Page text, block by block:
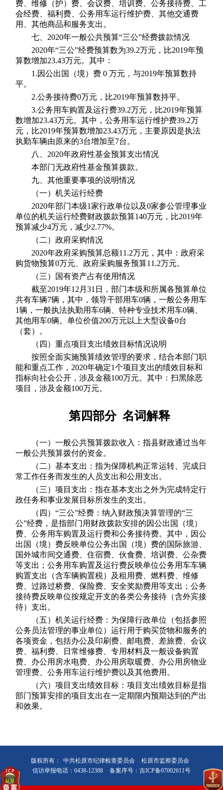
费、维修（护）费、会议费、培训费、公务接待费、工
会经费、福利费、公务用车运行维护费、其他交通费
用、其他商品和服务支出。
七、2020年一般公共预算“三公”经费拨款情况
2020年“三公”经费预算数为39.2万元，比2019年预
算数增加23.43万元。其中：
1.因公出国（境）费 0 万元，与2019年预算数持
平。
2.公务接待费0万元，比2019年预算数持平。
3.公务用车购置及运行费39.2万元，比2019年预算
数增加23.43万元。其中，公务用车运行维护费39.2万
元，比2019年预算数增加23.43万元，主要原因是执法
执勤车辆由原来的3台增加至7台。
八、2020年政府性基金预算支出情况
本部门无政府性基金预算拨款。
九、其他重要事项的说明情况
（一）机关运行经费
2020年部门本级1家行政单位以及0家参公管理事业
单位的机关运行经费财政拨款预算140万元，比2019年
预算减少4万元，减少2.77%。
（二）政府采购情况
2020年政府采购预算总额11.2万元，其中：政府采
购货物预算0万元、政府采购服务预算11.2万元。
（三）国有资产占有使用情况
截至2019年12月31日，部门本级和所属各预算单位
共有车辆7辆，其中，领导干部用车0辆，一般公务用车
1辆，一般执法执勤用车6辆、特种专业技术用车0辆、
其他用车0辆。单位价值200万元以上大型设备0台
（套）。
（四）重点项目支出绩效目标情况说明
按照全面实施预算绩效管理的要求，结合本部门职
能和重点工作，2020年确定1个项目支出的绩效目标和
指标向社会公开，涉及金额100万元。其中：扫黑除恶
项目，涉及金额100万元。
第四部分 名词解释
（一）一般公共预算拨款收入：指县财政通过当年
一般公共预算拨付的资金。
（二）基本支出：指为保障机构正常运转、完成日
常工作任务而发生的人员支出和公用支出。
（三）项目支出：指在基本支出之外为完成特定行
政任务和事业发展目标所发生的支出。
（四）“三公”经费：纳入财政预决算管理的“三
公”经费，是指部门用财政拨款安排的因公出国（境）
费、公务用车购置及运行费和公务接待费。其中，因公
出国（境）费反映单位公务出国（境）费的国际旅游、
国外城市间交通费、住宿费、伙食费、培训费、公杂费
等支出；公务用车购置及运行费反映单位公务用车车辆
购置支出（含车辆购置税）及租用费、燃料费、维修
费、过路过桥费、保险费、安全奖励费用等支出；公务
接待费反映单位按规定开支的各类公务接待（含外宾接
待）支出。
（五）机关运行经费：为保障行政单位（包括参照
公务员法管理的事业单位）运行用于购买货物和服务的
各项资金，包括办公及印刷费、邮电费、差旅费、会议
费、福利费、日常维修费、专用材料及一般设备购置
费、办公用房水电费、办公用房取暖费、办公用房物业
管理费、公务用车运行维护费以及其他费用。
（六）项目支出绩效目标：项目支出绩效目标是指
部门预算安排的项目支出在一定期限内预期达到的产出
和效果。
版权所有： 中共松原市纪律检查委员会
松原市监察委员会
信访举报电话：0438-12388
备案序号：吉ICP备07002611号